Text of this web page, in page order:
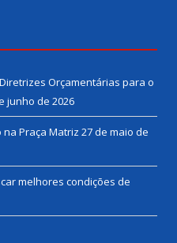
Orçamentárias para o
junho de 2026
Praça Matriz 27 de maio de
melhores condições de